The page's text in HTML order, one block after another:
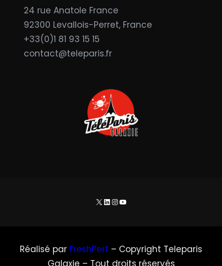
24 rue Anatole France
92300 Levallois-Perret, France
+33(0)1 81 93 15 15
contact@teleparis.fr
X LinkedIn
Instagram
YouTube
Réalisé par FreshPerf – Copyright Teleparis